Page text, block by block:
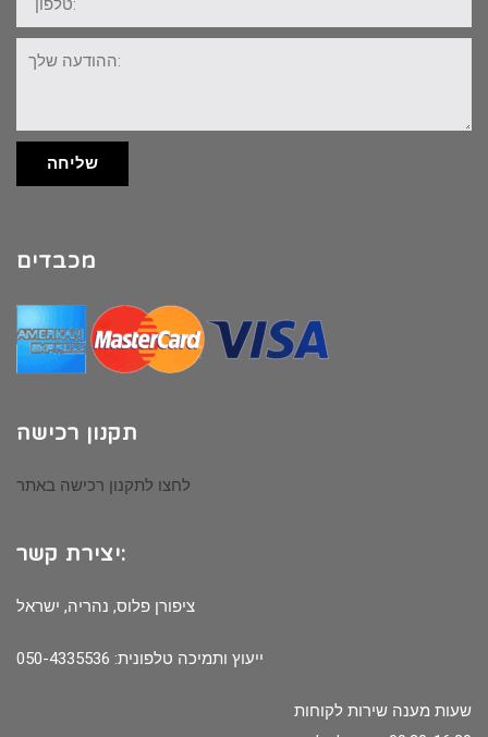
ההודעה
שלך:
שליחה
מכבדים
תקנון רכישה
לחצו לתקנון רכישה באתר
יצירת קשר:
ציפורן פלוס, נהריה, ישראל
ייעוץ ותמיכה טלפונית: 050-4335536
שעות מענה שירות לקוחות